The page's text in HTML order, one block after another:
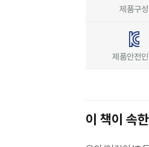
제품구성
제품안전
이 책이 속